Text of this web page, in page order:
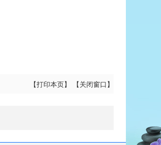
【打印本页】 【关闭窗口 】